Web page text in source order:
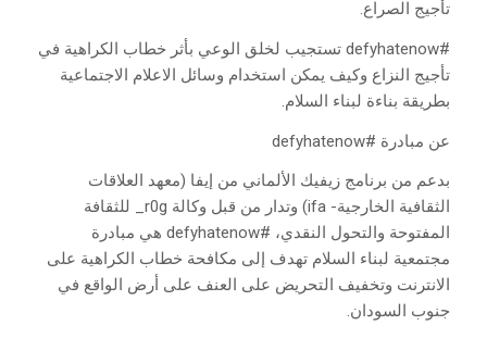
تأجيج الصراع.
#defyhatenow تستجيب لخلق الوعي بأثر خطاب الكراهية في
تأجيج النزاع وكيف يمكن استخدام وسائل الاعلام الاجتماعية
بطريقة بناءة لبناء السلام.
عن مبادرة #defyhatenow
بدعم من برنامج زيفيك الألماني من إيفا (معهد العلاقات
الثقافية الخارجية- ifa) وتدار من قبل وكالة r0g_ للثقافة
المفتوحة والتحول النقدي، #defyhatenow هي مبادرة
مجتمعية لبناء السلام تهدف إلى مكافحة خطاب الكراهية على
الانترنت وتخفيف التحريض على العنف على أرض الواقع في
جنوب السودان.